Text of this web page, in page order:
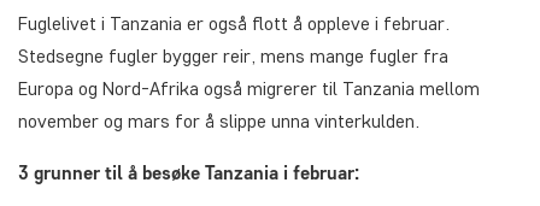
Fuglelivet i Tanzania er også flott å oppleve i februar.
Stedsegne fugler bygger reir, mens mange fugler fra
Europa og Nord-Afrika også migrerer til Tanzania mellom
november og mars for å slippe unna vinterkulden.
3 grunner til å besøke Tanzania i februar: